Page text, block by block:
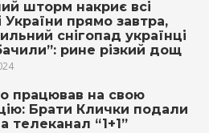
шторм накриє всі
України прямо завтра,
снігопад українці
рине різкий дощ
працював на свою
Брати Клички подали
телеканал “1+1”